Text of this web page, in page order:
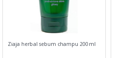
Ziaja herbal sebum champu 200ml